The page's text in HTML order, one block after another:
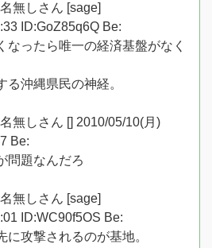
無しさん [sage]
ID:GoZ85q6Q Be:
なったら唯一の経済基盤がなく
沖縄県民の神経。
無しさん [] 2010/05/10(月)
Be:
問題なんだろ
無しさん [sage]
ID:WC90f5OS Be:
攻撃されるのが基地。